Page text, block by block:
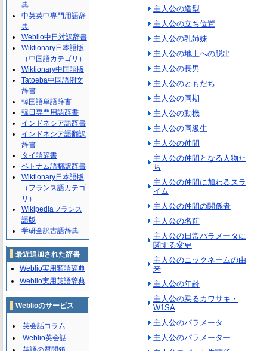
主人公の造型
主人公の立ち位置
主人公の乳姉妹
主人公の地上への脱出
主人公の長男
主人公のともだち
主人公の同期
主人公の動機
主人公の同級生
主人公の仲間
主人公の仲間となる人物た
ち
主人公の仲間に加わるスラ
イム
主人公の仲間の関係者
主人公の名前
主人公の日常パラメータに
関する変更
主人公のニックネームの由
来
主人公の年齢
主人公の乗るカワサキ・
W1SA
主人公のパラメータ
主人公のパラメーター
典
中英英中専門用語辞
典
Weblio中日対訳辞書
Wiktionary日本語版
（中国語カテゴリ）
Wiktionary中国語版
Tatoeba中国語例文
辞書
韓国語単語辞書
韓日専門用語辞書
インドネシア語辞書
インドネシア語翻訳
辞書
タイ語辞書
ベトナム語翻訳辞書
Wiktionary日本語版
（フランス語カテゴ
リ）
Wikipediaフランス
語版
学研全訳古語辞典
最近追加された辞書
Weblio実用類語辞典
Weblio実用英語辞典
Weblioのサービス
英会話コラム
Weblio英会話